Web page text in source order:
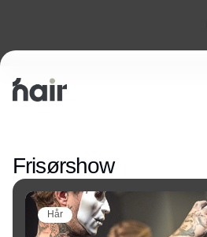
Frisørshow
Hår